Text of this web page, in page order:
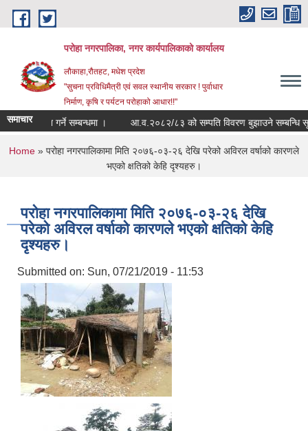
Skip to main content
परोहा नगरपालिका, नगर कार्यपालिकाको कार्यालय
लौकाहा,रौतहट, मधेश प्रदेश
"सुचना प्रविधिमैत्री एवं सवल स्थानीय सरकार ! पुर्वाधार
निर्माण, कृषि र पर्यटन परोहाको आधार!!"
समाचार
गर्ने सम्बन्धमा । आ.व.२०८२/८३ को सम्पति विवरण बुझाउने सम्बन्धि सूचना ।
You are here
Home » परोहा नगरपालिकामा मिति २०७६-०३-२६ देखि परेको अविरल वर्षाको कारणले
भएको क्षतिको केहि दृश्यहरु।
परोहा नगरपालिकामा मिति २०७६-०३-२६ देखि
परेको अविरल वर्षाको कारणले भएको क्षतिको केहि
दृश्यहरु।
Submitted on: Sun, 07/21/2019 - 11:53